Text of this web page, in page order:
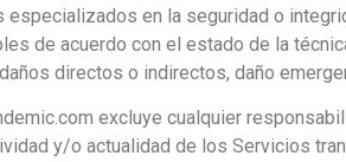
especializados en la seguridad o
de acuerdo con el estado de la
directos o indirectos, daño
excluye cualquier
y/o actualidad de los Servicios